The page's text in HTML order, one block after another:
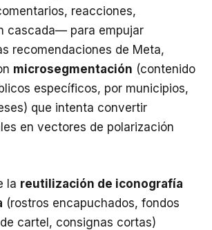
reacciones,
cascada— para empujar
recomendaciones de Meta,
microsegmentación (contenido
específicos, por municipios,
que intenta convertir
en vectores de polarización
la reutilización de iconografía
(rostros encapuchados, fondos
cartel, consignas cortas)